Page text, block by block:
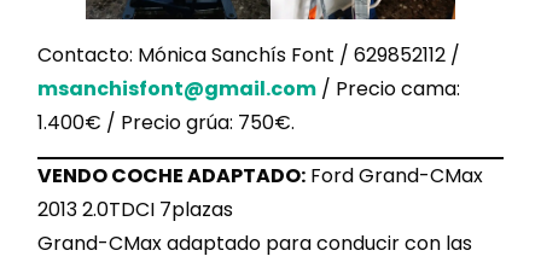
Contacto: Mónica Sanchís Font / 629852112 /
msanchisfont@gmail.com / Precio cama:
1.400€ / Precio grúa: 750€.
VENDO COCHE ADAPTADO: Ford Grand-CMax
2013 2.0TDCI 7plazas
Grand-CMax adaptado para conducir con las